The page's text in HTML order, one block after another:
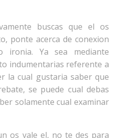
buscas que el os
ponte acerca de conexion
Ya sea mediante
indumentarias referente a
la cual gustaria saber que
se puede cual debas
solamente cual examinar
os vale el, no te des para